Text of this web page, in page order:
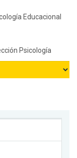
Educacional
Psicología